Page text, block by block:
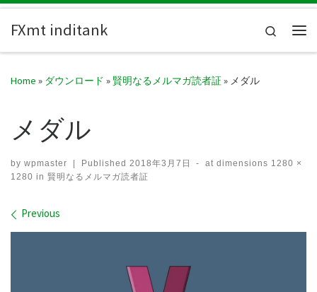
FXmt inditank
Search
Home » ダウンロード » 賢明なるメルマガ読者証» メダル
メダル
by wpmaster | Published 2018年3月7日 - at dimensions 1280 ×
1280 in 賢明なるメルマガ読者証
Images navigation
Previous